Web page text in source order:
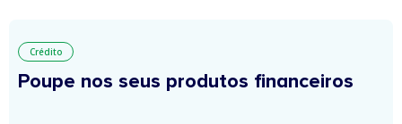
Crédito
Poupe nos seus produtos financeiros